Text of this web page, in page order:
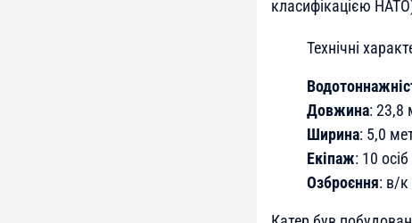
класифікацією
Технічні
Довжина: 23,8
Ширина: 5,0
Екіпаж: 10 осіб
Озброєння: в/к